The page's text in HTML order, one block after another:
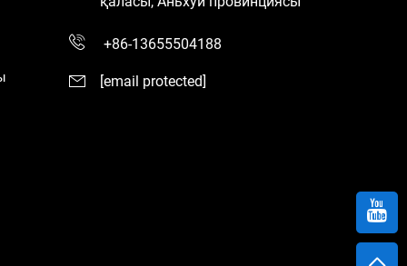
+86-13655504188
[email protected]